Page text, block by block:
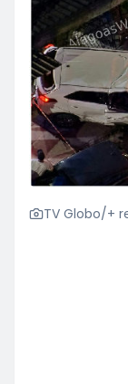
TV Globo/+